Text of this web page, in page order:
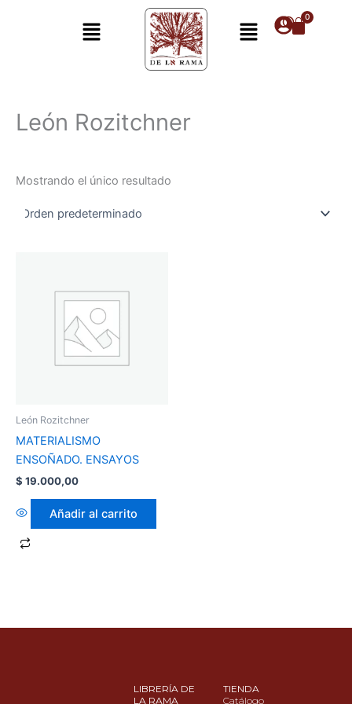
Menú Menú
León Rozitchner
Mostrando el único resultado
León Rozitchner
MATERIALISMO
ENSOÑADO. ENSAYOS
$ 19.000,00
Añadir al carrito
LIBRERÍA DE
LA RAMA
TIENDA
Catálogo